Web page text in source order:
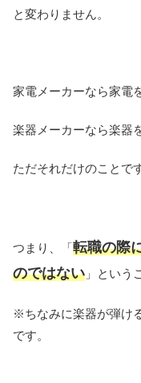
と変わりません。
家電メーカーなら家電
楽器メーカーなら楽器
ただそれだけのことで
つまり、「転職の際
のではない 」という
※ちなみに楽器が弾け
です。